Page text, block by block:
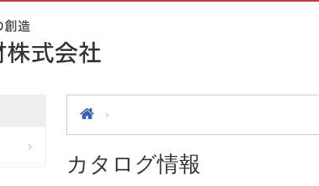
カタログ情報